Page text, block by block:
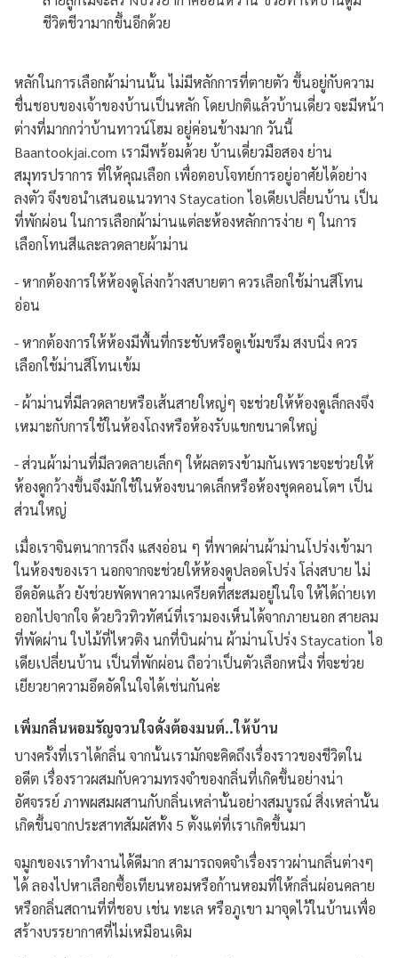
ชีวิตชีวามากขึ้นอีกด้วย
หลักในการเลือกผ้าม่านนั้น ไม่มีหลักการที่ตายตัว ขึ้นอยู่กับความ
ชื่นชอบของเจ้าของบ้านเป็นหลัก โดยปกติแล้วบ้านเดี่ยว จะมีหน้า
ต่างที่มากกว่าบ้านทาวน์โฮม อยู่ค่อนข้างมาก วันนี้
Baantookjai.com เรามีพร้อมด้วย บ้านเดี่ยวมือสอง ย่าน
สมุทรปราการ ที่ให้คุณเลือก เพื่อตอบโจทย์การอยู่อาศัยได้อย่าง
ลงตัว จึงขอนำเสนอแนวทาง Staycation ไอเดียเปลี่ยนบ้าน เป็น
ที่พักผ่อน ในการเลือกผ้าม่านแต่ละห้องหลักการง่าย ๆ ในการ
เลือกโทนสีและลวดลายผ้าม่าน
- หากต้องการให้ห้องดูโล่งกว้างสบายตา ควรเลือกใช้ม่านสีโทน
อ่อน
- หากต้องการให้ห้องมีพื้นที่กระชับหรือดูเข้มขรึม สงบนิ่ง ควร
เลือกใช้ม่านสีโทนเข้ม
- ผ้าม่านที่มีลวดลายหรือเส้นสายใหญ่ๆ จะช่วยให้ห้องดูเล็กลงจึง
เหมาะกับการใช้ในห้องโถงหรือห้องรับแขกขนาดใหญ่
- ส่วนผ้าม่านที่มีลวดลายเล็กๆ ให้ผลตรงข้ามกันเพราะจะช่วยให้
ห้องดูกว้างขึ้นจึงมักใช้ในห้องขนาดเล็กหรือห้องชุดคอนโดฯ เป็น
ส่วนใหญ่
เมื่อเราจินตนาการถึง แสงอ่อน ๆ ที่พาดผ่านผ้าม่านโปร่งเข้ามา
ในห้องของเรา นอกจากจะช่วยให้ห้องดูปลอดโปร่ง โล่งสบาย ไม่
อึดอัดแล้ว ยังช่วยพัดพาความเครียดที่สะสมอยู่ในใจ ให้ได้ถ่ายเท
ออกไปจากใจ ด้วยวิวทิวทัศน์ที่เรามองเห็นได้จากภายนอก สายลม
ที่พัดผ่าน ใบไม้ที่ไหวติง นกที่บินผ่าน ผ้าม่านโปร่ง Staycation ไอ
เดียเปลี่ยนบ้าน เป็นที่พักผ่อน ถือว่าเป็นตัวเลือกหนึ่ง ที่จะช่วย
เยียวยาความอึดอัดในใจได้เช่นกันค่ะ
เพิ่มกลิ่นหอมรัญจวนใจดั่งต้องมนต์..ให้บ้าน
บางครั้งที่เราได้กลิ่น จากนั้นเรามักจะคิดถึงเรื่องราวของชีวิตใน
อดีต เรื่องราวผสมกับความทรงจำของกลิ่นที่เกิดขึ้นอย่างน่า
อัศจรรย์ ภาพผสมผสานกับกลิ่นเหล่านั้นอย่างสมบูรณ์ สิ่งเหล่านั้น
เกิดขึ้นจากประสาทสัมผัสทั้ง 5 ตั้งแต่ที่เราเกิดขึ้นมา
จมูกของเราทำงานได้ดีมาก สามารถจดจำเรื่องราวผ่านกลิ่นต่างๆ
ได้ ลองไปหาเลือกซื้อเทียนหอมหรือก้านหอมที่ให้กลิ่นผ่อนคลาย
หรือกลิ่นสถานที่ที่ชอบ เช่น ทะเล หรือภูเขา มาจุดไว้ในบ้านเพื่อ
สร้างบรรยากาศที่ไม่เหมือนเดิม